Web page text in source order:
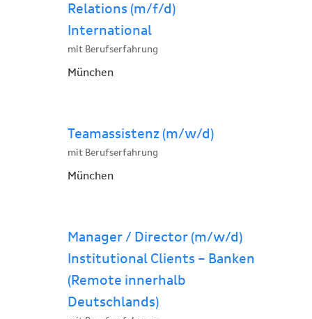
Relations (m/f/d)
International
mit Berufserfahrung
München
Teamassistenz (m/w/d)
mit Berufserfahrung
München
Manager / Director (m/w/d)
Institutional Clients – Banken
(Remote innerhalb
Deutschlands)